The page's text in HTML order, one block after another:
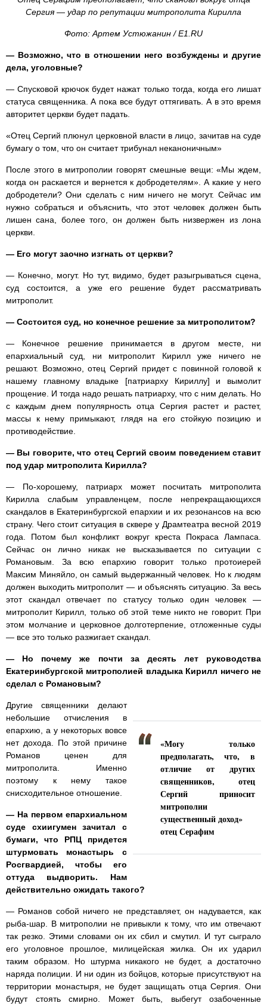
Сергия — удар по репутации митрополита Кирилла
Фото: Артем Устюжанин / E1.RU
— Возможно, что в отношении него возбуждены и другие
дела, уголовные?
— Спусковой крючок будет нажат только тогда, когда его лишат
статуса священника. А пока все будут оттягивать. А в это время
авторитет церкви будет падать.
«Отец Сергий плюнул церковной власти в лицо, зачитав на суде
бумагу о том, что он считает трибунал неканоничным»
После этого в митрополии говорят смешные вещи: «Мы ждем,
когда он раскается и вернется к добродетелям». А какие у него
добродетели? Они сделать с ним ничего не могут. Сейчас им
нужно собраться и объяснить, что этот человек должен быть
лишен сана, более того, он должен быть низвержен из лона
церкви.
— Его могут заочно изгнать от церкви?
— Конечно, могут. Но тут, видимо, будет разыгрываться сцена,
суд состоится, а уже его решение будет рассматривать
митрополит.
— Состоится суд, но конечное решение за митрополитом?
— Конечное решение принимается в другом месте, ни
епархиальный суд, ни митрополит Кирилл уже ничего не
решают. Возможно, отец Сергий придет с повинной головой к
нашему главному владыке [патриарху Кириллу] и вымолит
прощение. И тогда надо решать патриарху, что с ним делать. Но
с каждым днем популярность отца Сергия растет и растет,
массы к нему примыкают, глядя на его стойкую позицию и
противодействие.
— Вы говорите, что отец Сергий своим поведением ставит
под удар митрополита Кирилла?
— По-хорошему, патриарх может посчитать митрополита
Кирилла слабым управленцем, после непрекращающихся
скандалов в Екатеринбургской епархии и их резонансов на всю
страну. Чего стоит ситуация в сквере у Драмтеатра весной 2019
года. Потом был конфликт вокруг креста Покраса Лампаса.
Сейчас он лично никак не высказывается по ситуации с
Романовым. За всю епархию говорит только протоиерей
Максим Миняйло, он самый выдержанный человек. Но к людям
должен выходить митрополит — и объяснять ситуацию. За весь
этот скандал отвечает по статусу только один человек —
митрополит Кирилл, только об этой теме никто не говорит. При
этом молчание и церковное долготерпение, отложенные суды
— все это только разжигает скандал.
— Но почему же почти за десять лет руководства
Екатеринбургской митрополией владыка Кирилл ничего не
сделал с Романовым?
«Могу только
предполагать, что, в
отличие от других
священников, отец
Сергий приносит
митрополии
существенный доход»
отец Серафим
Другие священники делают
небольшие отчисления в
епархию, а у некоторых вовсе
нет дохода. По этой причине
Романов ценен для
митрополита. Именно
поэтому к нему такое
снисходительное отношение.
— На первом епархиальном
суде схиигумен зачитал с
бумаги, что РПЦ придется
штурмовать монастырь с
Росгвардией, чтобы его
оттуда выдворить. Нам
действительно ожидать такого?
— Романов собой ничего не представляет, он надувается, как
рыба-шар. В митрополии не привыкли к тому, что им отвечают
так резко. Этими словами он их сбил и смутил. И тут сыграло
его уголовное прошлое, милицейская жилка. Он их ударил
таким образом. Но штурма никакого не будет, а достаточно
наряда полиции. И ни один из бойцов, которые присутствуют на
территории монастыря, не будет защищать отца Сергия. Они
будут стоять смирно. Может быть, выбегут озабоченные